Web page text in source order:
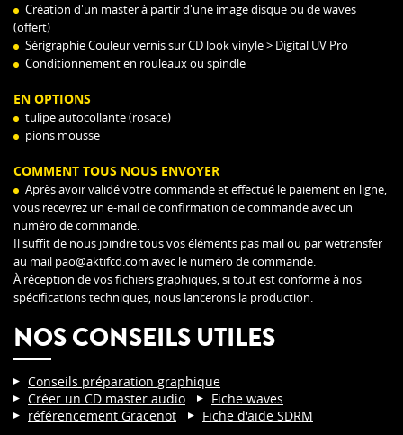
Création d'un master à partir d'une image disque ou de waves
(offert)
Sérigraphie Couleur vernis sur CD look vinyle > Digital UV Pro
Conditionnement en rouleaux ou spindle
EN OPTIONS
tulipe autocollante (rosace)
pions mousse
COMMENT TOUS NOUS ENVOYER
Après avoir validé votre commande et effectué le paiement en ligne,
vous recevrez un e-mail de confirmation de commande avec un
numéro de commande.
Il suffit de nous joindre tous vos éléments pas mail ou par wetransfer
au mail pao@aktifcd.com avec le numéro de commande.
À réception de vos fichiers graphiques, si tout est conforme à nos
spécifications techniques, nous lancerons la production.
NOS CONSEILS UTILES
Conseils préparation graphique
Créer un CD master audio
Fiche waves
référencement Gracenot
Fiche d'aide SDRM